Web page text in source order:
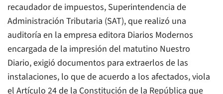
recaudador de impuestos, Superintendencia de
Administración Tributaria (SAT), que realizó una
auditoría en la empresa editora Diarios Modernos
encargada de la impresión del matutino Nuestro
Diario, exigió documentos para extraerlos de las
instalaciones, lo que de acuerdo a los afectados, viola
el Artículo 24 de la Constitución de la República que